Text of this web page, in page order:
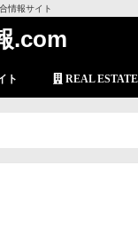
情報サイト
.com
ト REAL ESTATE